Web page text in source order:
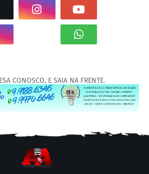
CONOSCO, E SAIA NA FRENTE.